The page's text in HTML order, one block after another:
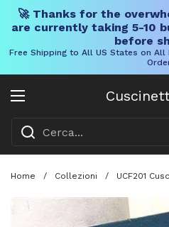
🚀 Thanks for the
are currently taking 5-10
before
Free Shipping to All US States on All
Aprire il menu
Home / Collezioni / UCF201